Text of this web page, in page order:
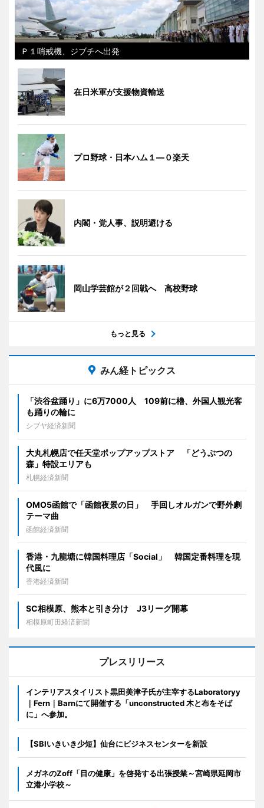
Ｐ１哨戒機、ジブチへ出発
在日米軍が支援物資輸送
プロ野球・日本ハム１―０楽天
内閣・党人事、説明避ける
岡山学芸館が２回戦へ 高校野球
もっと見る
みん経トピックス
「渋谷盆踊り」に6万7000人 109前に櫓、外国人観光客
も踊りの輪に
シブヤ経済新聞
大丸札幌店で任天堂ポップアップストア 「どうぶつの
森」特設エリアも
札幌経済新聞
OMO5函館で「函館夜景の日」 手回しオルガンで野外劇
テーマ曲
函館経済新聞
香港・九龍塘に韓国料理店「Social」 韓国定番料理を現
代風に
香港経済新聞
SC相模原、熊本と引き分け J3リーグ開幕
相模原町田経済新聞
プレスリリース
インテリアスタイリスト黒田美津子氏が主宰するLaboratoryy
｜Fern｜Barnにて開催する「unconstructed 木と布をそば
に」へ参加。
【SBIいきいき少短】仙台にビジネスセンターを新設
メガネのZoff「目の健康」を啓発する出張授業～宮崎県延岡市
立港小学校～